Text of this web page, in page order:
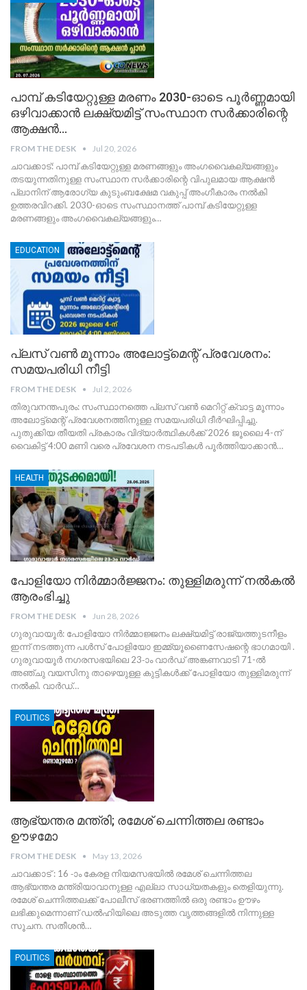
പാമ്പ് കടിയേറ്റുള്ള മരണം 2030-ഓടെ പൂർണ്ണമായി
ഒഴിവാക്കാൻ ലക്ഷ്യമിട്ട് സംസ്ഥാന സർക്കാരിന്റെ
ആക്ഷൻ…
FROM THE DESK Jul 20, 2026
ചാവക്കാട്: പാമ്പ് കടിയേറ്റുള്ള മരണങ്ങളും അംഗവൈകല്യങ്ങളും
തടയുന്നതിനുള്ള സംസ്ഥാന സർക്കാരിന്റെ വിപുലമായ ആക്ഷൻ
പ്ലാനിന് ആരോഗ്യ കുടുംബക്ഷേമ വകുപ്പ് അംഗീകാരം നൽകി
ഉത്തരവിറക്കി. 2030-ഓടെ സംസ്ഥാനത്ത് പാമ്പ് കടിയേറ്റുള്ള
മരണങ്ങളും അംഗവൈകല്യങ്ങളും…
EDUCATION
​പ്ലസ് വൺ മൂന്നാം അലോട്ട്മെന്റ് പ്രവേശനം:
സമയപരിധി നീട്ടി
FROM THE DESK Jul 2, 2026
തിരുവനന്തപുരം: സംസ്ഥാനത്തെ പ്ലസ് വൺ മെറിറ്റ് ക്വാട്ട മൂന്നാം
അലോട്ട്മെന്റ് പ്രവേശനത്തിനുള്ള സമയപരിധി ദീർഘിപ്പിച്ചു.
പുതുക്കിയ തീയതി പ്രകാരം വിദ്യാർത്ഥികൾക്ക് 2026 ജൂലൈ 4-ന്
വൈകിട്ട് 4:00 മണി വരെ പ്രവേശന നടപടികൾ പൂർത്തിയാക്കാൻ…
HEALTH
പോളിയോ നിർമ്മാർജ്ജനം: തുള്ളിമരുന്ന് നൽകൽ
ആരംഭിച്ചു
FROM THE DESK Jun 28, 2026
ഗുരുവായൂർ: പോളിയോ നിർമ്മാജ്ജനം ലക്ഷ്യമിട്ട് രാജ്യത്തുടനീളം
ഇന്ന് നടത്തുന്ന പള്‍സ് പോളിയോ ഇമ്മ്യൂണൈസേഷന്റെ ഭാഗമായി .
ഗുരുവായൂർ നഗരസഭയിലെ 23-ാം വാർഡ് അങ്കണവാടി 71-ൽ
അഞ്ചു വയസിനു താഴെയുള്ള കുട്ടികൾക്ക് പോളിയോ തുള്ളിമരുന്ന്
നൽകി. വാർഡ്…
POLITICS
ആഭ്യന്തര മന്ത്രി; രമേശ്‌ ചെന്നിത്തല രണ്ടാം
ഊഴമോ
FROM THE DESK May 13, 2026
ചാവക്കാട് : 16 -ാം കേരള നിയമസഭയിൽ രമേശ്‌ ചെന്നിത്തല
ആഭ്യന്തര മന്ത്രിയാവാനുള്ള എല്ലാ സാധ്യതകളും തെളിയുന്നു.
രമേശ്‌ ചെന്നിത്തലക്ക് പോലീസ് ഭരണത്തിൽ ഒരു രണ്ടാം ഊഴം
ലഭിക്കുമെന്നാണ് ഡൽഹിയിലെ അടുത്ത വൃത്തങ്ങളിൽ നിന്നുള്ള
സൂചന. സതീശൻ…
POLITICS